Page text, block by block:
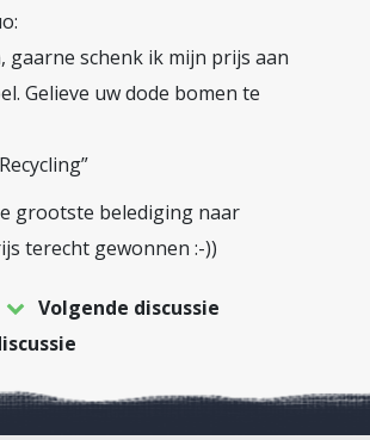
gaarne schenk ik mijn prijs aan
Gelieve uw dode bomen te
grootste belediging naar
terecht gewonnen :-))
Volgende discussie